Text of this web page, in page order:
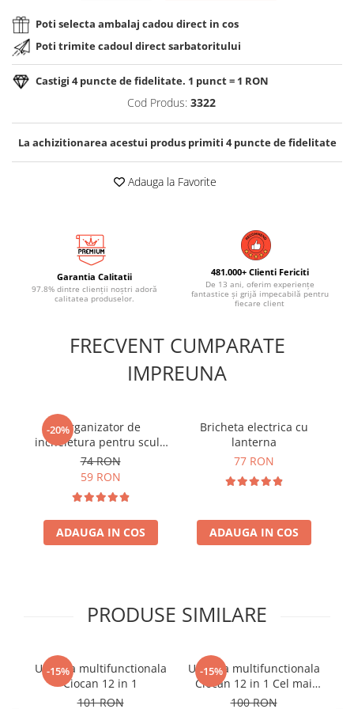
Poti selecta ambalaj cadou direct in cos
Poti trimite cadoul direct sarbatoritului
Castigi 4puncte de fidelitate. 1 punct = 1 RON
Cod Produs: 3322
La achizitionarea acestui produs primiti 4puncte de fidelitate
Adauga la Favorite
Garantia Calitatii
97.8% dintre clienții noștri adoră
calitatea produselor.
481.000+ Clienti Fericiti
De 13 ani, oferim experiențe
fantastice și grijă impecabilă pentru
fiecare client
FRECVENT CUMPARATE
IMPREUNA
-20%Organizator de
incheietura pentru scule
The Handy Helper
74 RON
59 RON
ADAUGA IN COS
Bricheta electrica cu
lanterna
77 RON
ADAUGA IN COS
PRODUSE SIMILARE
-15%
Unealta multifunctionala
Ciocan 12 in 1
101 RON
-15%
Unealta multifunctionala
Ciocan 12 in 1 Cel mai
bun tata
100 RON